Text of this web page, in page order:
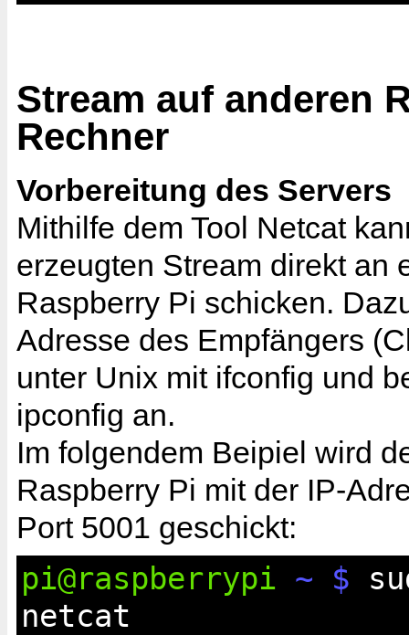
Stream auf anderen
Rechner
Vorbereitung des Servers
Mithilfe dem Tool Netcat
erzeugten Stream direkt an
Raspberry Pi schicken.
Adresse des Empfängers
unter Unix mit ifconfig und
ipconfig an.
Im folgendem Beipiel wird
Raspberry Pi mit der IP-
Port 5001 geschickt:
pi@raspberrypi ~ $
netcat